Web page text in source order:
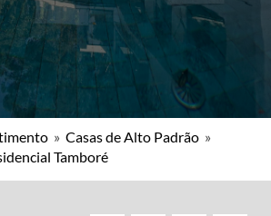
» Casas de Alto Padrão »
Tamboré